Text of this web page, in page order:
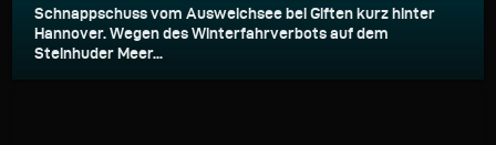
Schnappschuss vom Ausweichsee bei Giften kurz hinter
Hannover. Wegen des Winterfahrverbots auf dem
Steinhuder Meer...